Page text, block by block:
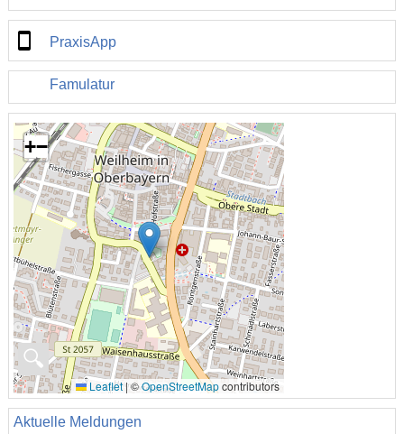
PraxisApp
Famulatur
🔍
+−
Leaflet|©OpenStreetMapcontributors
Aktuelle Meldungen